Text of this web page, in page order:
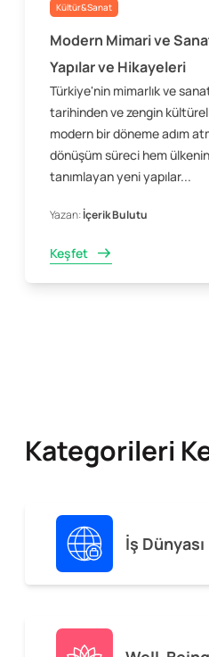
Kültür&Sanat
Modern Mimari ve
Yapılar ve Hikayeleri
Türkiye'nin mimarlık ve
tarihinden ve zengin kültürel
modern bir döneme adım
dönüşüm süreci hem
tanımlayan yeni yapılar...
Yazan:İçerik Bulutu
Keşfet
Kategorileri
İş Dünyası